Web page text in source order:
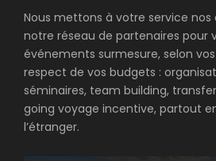
Nous mettons à votre service
notre réseau de partenaires pour
événements surmesure, selon
respect de vos budgets :
séminaires, team building,
going voyage incentive, partout
l’étranger.